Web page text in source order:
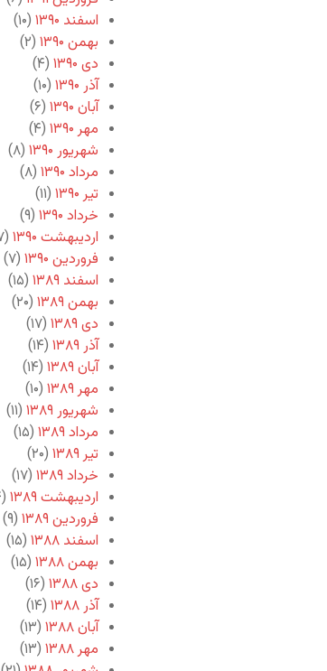
اسفند ۱۳۹۰
(۱۰)
بهمن ۱۳۹۰
(۲)
دی ۱۳۹۰
(۴)
آذر ۱۳۹۰
(۱۰)
آبان ۱۳۹۰
(۶)
مهر ۱۳۹۰
(۴)
شهریور ۱۳۹۰
(۸)
مرداد ۱۳۹۰
(۸)
تیر ۱۳۹۰
(۱۱)
خرداد ۱۳۹۰
(۹)
اردیبهشت ۱۳۹۰
(۷)
فروردین ۱۳۹۰
(۷)
اسفند ۱۳۸۹
(۱۵)
بهمن ۱۳۸۹
(۲۰)
دی ۱۳۸۹
(۱۷)
آذر ۱۳۸۹
(۱۴)
آبان ۱۳۸۹
(۱۴)
مهر ۱۳۸۹
(۱۰)
شهریور ۱۳۸۹
(۱۱)
مرداد ۱۳۸۹
(۱۵)
تیر ۱۳۸۹
(۲۰)
خرداد ۱۳۸۹
(۱۷)
اردیبهشت ۱۳۸۹
(۱۴)
فروردین ۱۳۸۹
(۹)
اسفند ۱۳۸۸
(۱۵)
بهمن ۱۳۸۸
(۱۵)
دی ۱۳۸۸
(۱۶)
آذر ۱۳۸۸
(۱۴)
آبان ۱۳۸۸
(۱۳)
مهر ۱۳۸۸
(۱۳)